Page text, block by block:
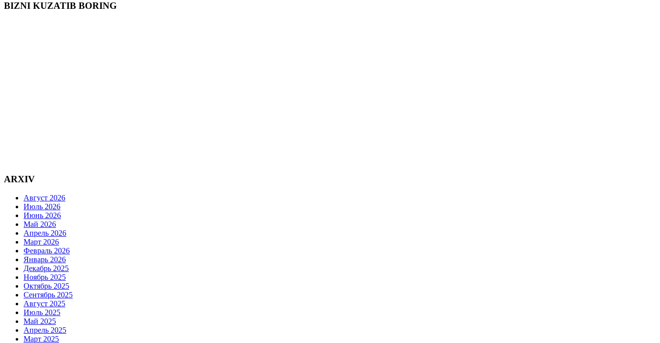
BIZNI KUZATIB BORING
ARXIV
Август 2026
Июль 2026
Июнь 2026
Май 2026
Апрель 2026
Март 2026
Февраль 2026
Январь 2026
Декабрь 2025
Ноябрь 2025
Октябрь 2025
Сентябрь 2025
Август 2025
Июль 2025
Май 2025
Апрель 2025
Март 2025